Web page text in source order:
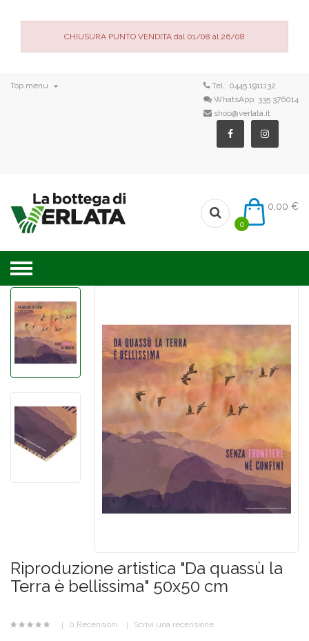
CHIUSURA PUNTO VENDITA dal 01/08 al 26/08
Top menu  Tel.: 0445 1911132
WhatsApp: 335 376014
shop@verlata.it
0,00 €
0
Riproduzione artistica "Da quassù la
Terra è bellissima" 50x50 cm
0 Recensioni Scrivi una recensione